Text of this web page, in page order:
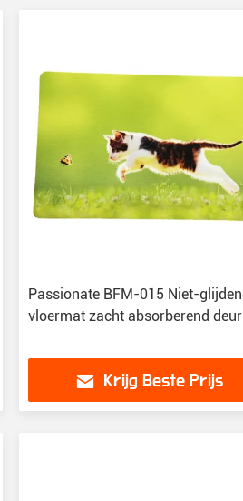
Passionate BFM-015 Niet-
vloermat zacht absorberend
Krijg Beste Prijs